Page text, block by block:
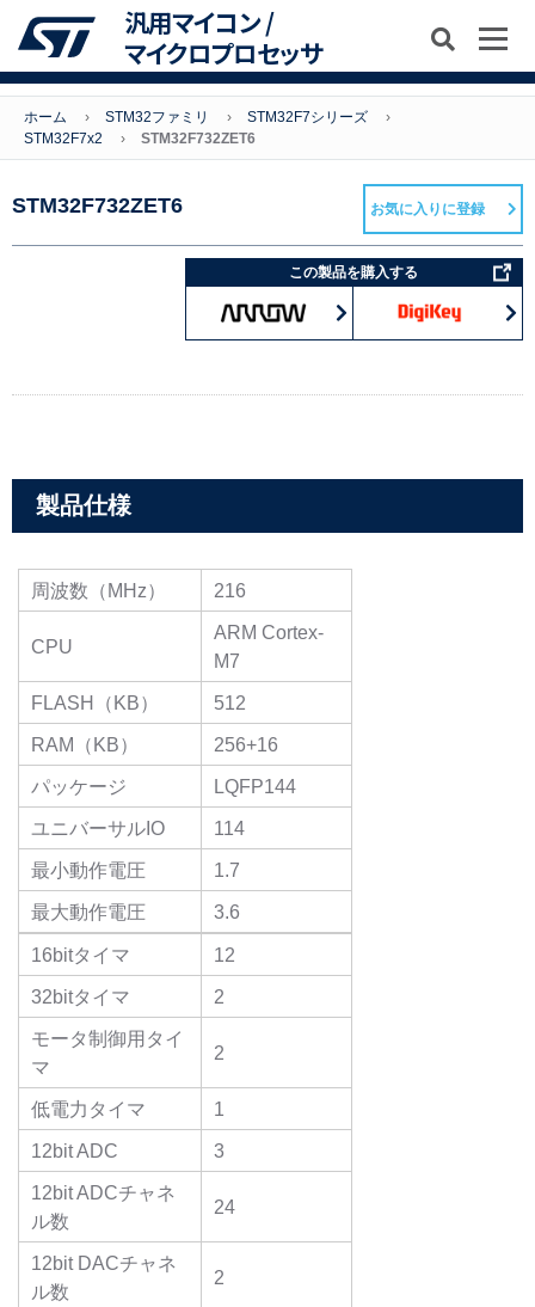
汎用マイコン /
マイクロプロセッサ
ホーム STM32ファミリ
STM32F7シリーズ
STM32F7x2
STM32F732ZET6
STM32F732ZET6
この製品を購入する
お気に入りに登録
製品仕様
周波数（MHz） 216
CPU
ARM Cortex-
M7
FLASH（KB）
512
RAM（KB）
256+16
パッケージ
LQFP144
ユニバーサルIO
114
最小動作電圧
1.7
最大動作電圧
3.6
16bitタイマ
12
32bitタイマ
2
モータ制御用タイ
マ
2
低電力タイマ
1
12bit ADC
3
12bit ADCチャネ
ル数
24
12bit DACチャネ
ル数
2